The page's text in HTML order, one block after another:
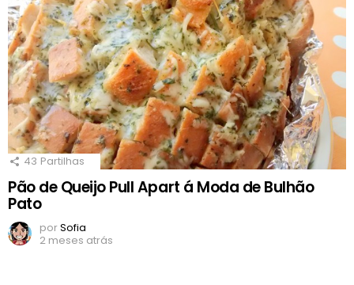
43 Partilhas
Pão de Queijo Pull Apart á Moda de Bulhão
Pato
porSofia
2 meses atrás